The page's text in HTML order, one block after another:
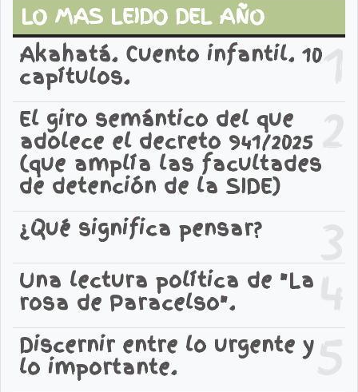
LO MAS LEIDO DEL AÑO
1
Akahatá. Cuento infantil. 10
capítulos.
2
El giro semántico del que
adolece el decreto 941/2025
(que amplía las facultades
de detención de la SIDE)
3
¿Qué significa pensar?
4
Una lectura política de "La
rosa de Paracelso".
5
Discernir entre lo urgente y
lo importante.